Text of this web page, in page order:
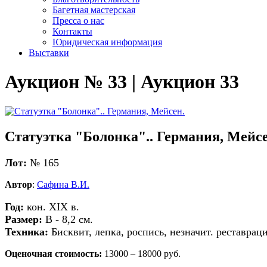
Багетная мастерская
Пресса о нас
Контакты
Юридическая информация
Выставки
Аукцион № 33 | Аукцион 33
Статуэтка "Болонка".. Германия,
Лот: № 165
Автор: Сафина В.И.
Год: кон. XIX в.
Размер: В - 8,2 см.
Техника: Бисквит, лепка, роспись, незначит.
Оценочная стоимость: 13000 – 18000 руб.